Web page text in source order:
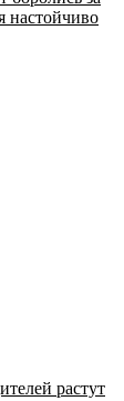
настойчиво
растут